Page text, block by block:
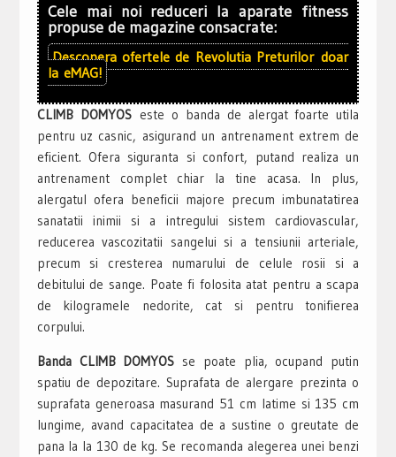
Cele mai noi reduceri la aparate fitness
propuse de magazine consacrate:
Descopera ofertele de Revolutia Preturilor doar
la eMAG!
CLIMB DOMYOS este o banda de alergat foarte utila
pentru uz casnic, asigurand un antrenament extrem de
eficient. Ofera siguranta si confort, putand realiza un
antrenament complet chiar la tine acasa. In plus,
alergatul ofera beneficii majore precum imbunatatirea
sanatatii inimii si a intregului sistem cardiovascular,
reducerea vascozitatii sangelui si a tensiunii arteriale,
precum si cresterea numarului de celule rosii si a
debitului de sange. Poate fi folosita atat pentru a scapa
de kilogramele nedorite, cat si pentru tonifierea
corpului.
Banda CLIMB DOMYOS se poate plia, ocupand putin
spatiu de depozitare. Suprafata de alergare prezinta o
suprafata generoasa masurand 51 cm latime si 135 cm
lungime, avand capacitatea de a sustine o greutate de
pana la la 130 de kg. Se recomanda alegerea unei benzi